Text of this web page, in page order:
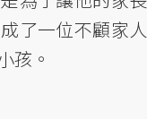
了一位不顧家人
孩。